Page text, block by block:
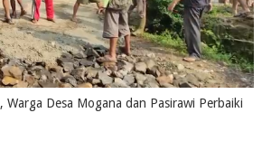
Desa Mogana dan Pasirawi Perbaiki